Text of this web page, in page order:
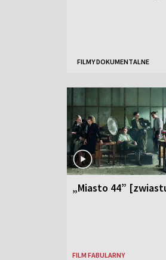
FILMY DOKUMENTALNE
„Miasto 44”
FILM FABULARNY